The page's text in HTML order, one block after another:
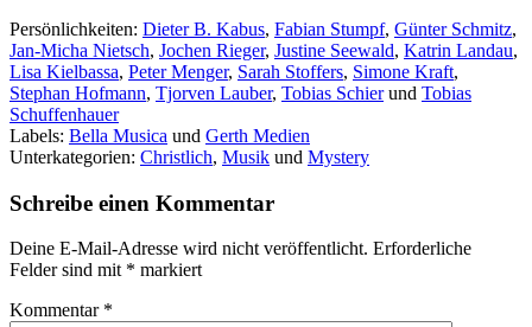
–
Im
Netz
der
Persönlichkeiten: Dieter B. Kabus, Fabian Stumpf, Günter Schmitz,
Jan-Micha Nietsch, Jochen Rieger, Justine Seewald, Katrin Landau,
Lisa Kielbassa, Peter Menger, Sarah Stoffers, Simone Kraft,
Stephan Hofmann, Tjorven Lauber, Tobias Schierund Tobias
Schuffenhauer
Labels: Bella Musica und Gerth Medien
Unterkategorien: Christlich, Musik und Mystery
Schreibe einen Kommentar
Deine E-Mail-Adresse wird nicht veröffentlicht. Erforderliche
Felder sind mit * markiert
Kommentar *